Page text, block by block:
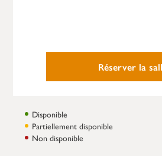
Réserver la
Disponible
Partiellement disponible
Non disponible